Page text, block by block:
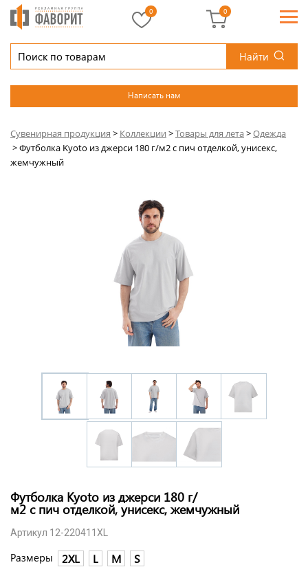
Найти
Написать нам
0 0
Сувенирная продукция > Коллекции >Товары для лета>Одежда
>Футболка Kyoto из джерси 180 г/м2 с пич отделкой, унисекс,
жемчужный
Футболка Kyoto из джерси 180 г/
м2 с пич отделкой, унисекс, жемчужный
Артикул 12-220411XL
Размеры 2XL L M S